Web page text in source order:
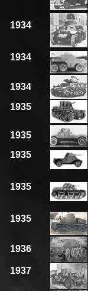
1934
1934
1934
1935
1935
1935
1935
1935
1936
1937